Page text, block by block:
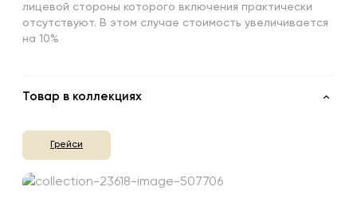
лицевой стороны которого включения практически
отсутствуют. В этом случае стоимость увеличивается
на 10%
Товар в коллекциях
Грейси